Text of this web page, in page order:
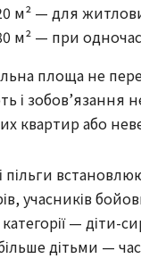
м² — для
м² — при
площа не
і зобов’язання
квартир або
пільги
учасників
— діти-
дітьми —